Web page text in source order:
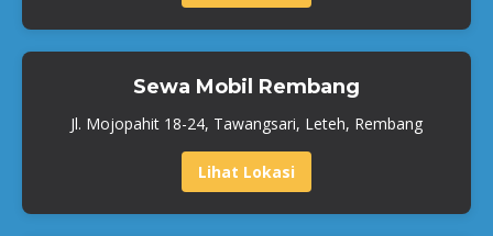
Sewa Mobil Rembang
Jl. Mojopahit 18-24, Tawangsari, Leteh, Rembang
Lihat Lokasi